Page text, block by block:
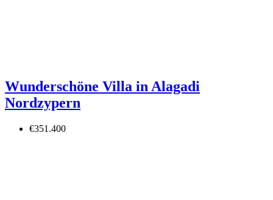
Wunderschöne Villa in Alagadi
Nordzypern
€351.400